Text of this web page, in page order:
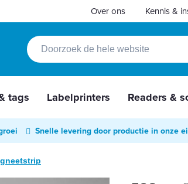
Over ons Kennis &
Zoek
tags Labelprinters Readers &
Snelle levering door productie in onze